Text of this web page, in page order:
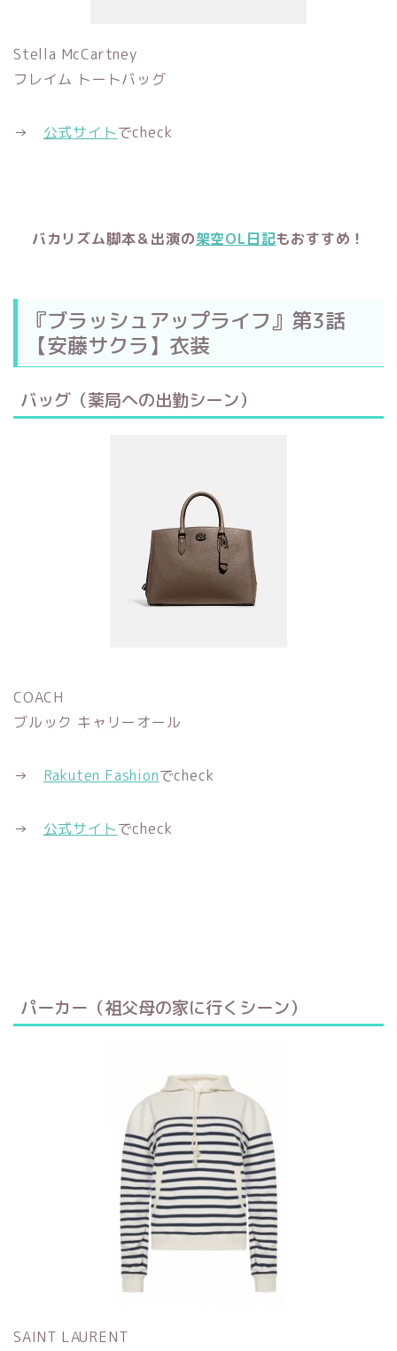
Stella McCartney
フレイム トートバッグ
→ 公式サイトでcheck
バカリズム脚本＆出演の架空OL日記もおすすめ！
『ブラッシュアップライフ』第3話
【安藤サクラ】衣装
バッグ（薬局への出勤シーン）
COACH
ブルック キャリーオール
→ Rakuten Fashionでcheck
→ 公式サイトでcheck
パーカー（祖父母の家に行くシーン）
SAINT LAURENT